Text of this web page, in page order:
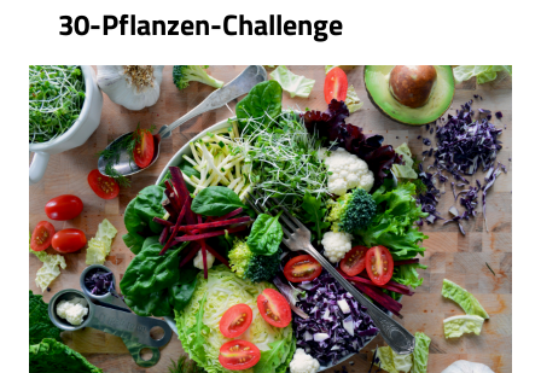
30-Pflanzen-Challenge